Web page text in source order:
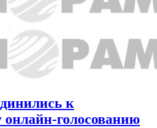
к
онлайн-голосованию